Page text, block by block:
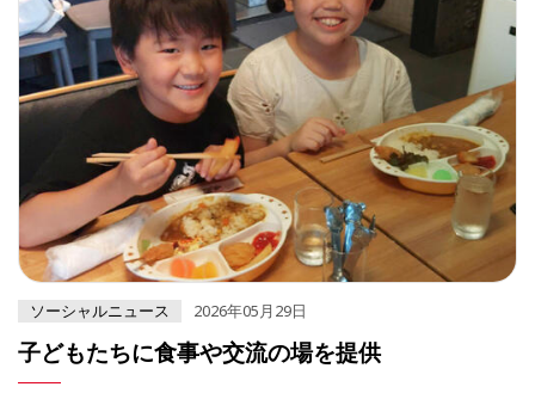
ソーシャルニュース 2026年05月29日
子どもたちに食事や交流の場を提供